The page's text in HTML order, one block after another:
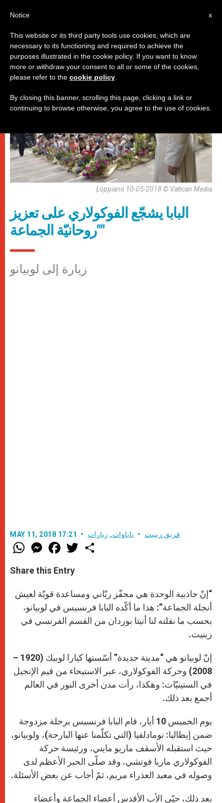
باباوات,زيارات
Loppiano 10-05-2018 © Vatican Media
البابا يشجّع الفوكولاري على تعزيز
"روحانيّة الجماعة"
زيارة إلى لوبيانو
MAY 11, 2018 17:21 فريق زينيت باباوات, زيارات
W
h
t
s
p
p
M
e
s
e
g
e
r
F
a
e
b
o
k
w
Share this Entry
“إنّ جاذبية الوحدة هي محفّز ربّاني ومساعدة قويّة لعيش
أنجلة الجماعة”: هذا ما أكّده البابا فرنسيس في لوبيانو،
بحسب ما نقلته لنا أنيتا بوردان من القسم الفرنسي في
زينيت.
إنّ لوبيانو هي “مدينة جديدة” أسّستها كيارا لوبيك (1920 –
2008) وحركة الفوكولاري، عبر الاستيحاء من قيم الإنجيل
في الستينيّات: وهكذا، رأت مدن أخرى النور في العالم
أجمع بعد ذلك.
يوم الخميس 10 أيار، قام البابا فرنسيس برحلة مزدوجة
ضمن إيطاليا: نومادلفيا (التي تكلّمنا عنها البارحة)، ولوبيانو،
حيث استقبله الأسقف ماريو مايني، ورئيسة حركة
الفوكولاري ماريا فوتشي. وقد صلّى الحبر الأعظم لدى
وصوله في معبد العذراء مريم، ثمّ أجاب عن بعض الأسئلة.
بعد ذلك، حيّى الأب الأقدس أعضاء الجماعة وأعضاء
x
Notice
This website or its third party tools use cookies, which are
necessary to its functioning and required to achieve the
purposes illustrated in the cookie policy. If you want to know
more or withdraw your consent to all or some of the cookies,
please refer to the cookie policy
By closing this banner, scrolling this page, clicking a link or
continuing to browse otherwise, you agree to the use of cookies.